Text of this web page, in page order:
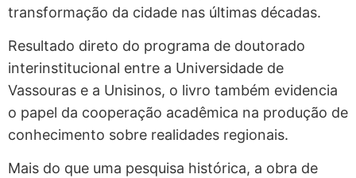
transformação da cidade nas últimas décadas.
Resultado direto do programa de doutorado
interinstitucional entre a Universidade de
Vassouras e a Unisinos, o livro também evidencia
o papel da cooperação acadêmica na produção de
conhecimento sobre realidades regionais.
Mais do que uma pesquisa histórica, a obra de